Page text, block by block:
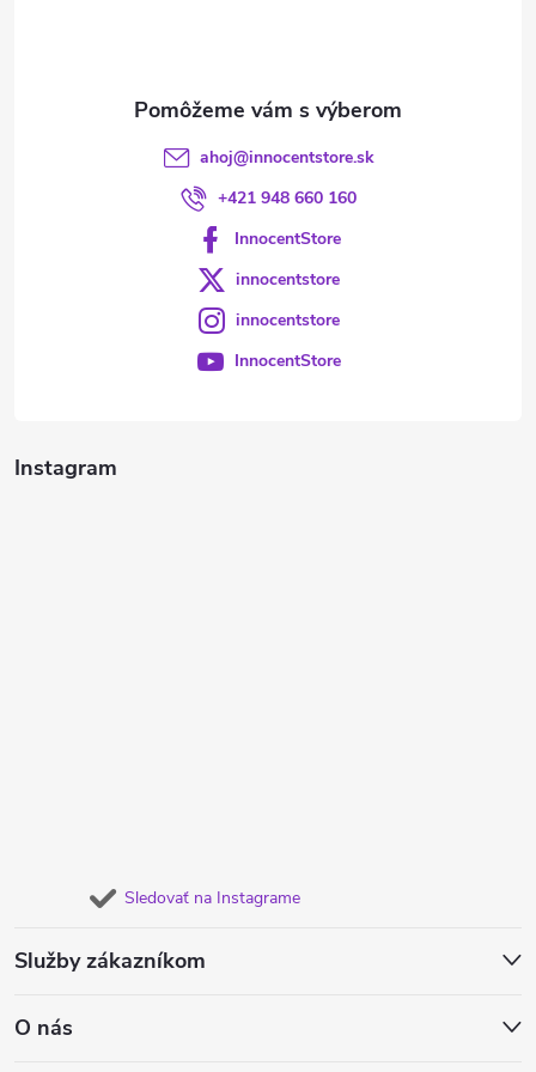
Instagram
Sledovať na Instagrame
Služby zákazníkom
O nás
ahoj@innocentstore.sk
+421 948 660 160
InnocentStore
innocentstore
innocentstore
InnocentStore